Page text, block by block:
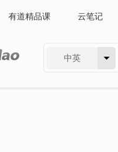
有道精品课 云笔记
中英